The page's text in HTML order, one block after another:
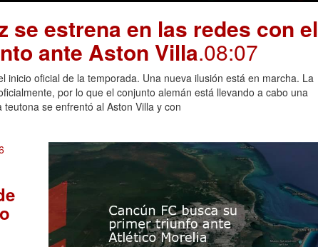
se estrena en las redes con el
ante Aston Villa.08:07
oficial de la temporada. Una nueva ilusión está en marcha. La
por lo que el conjunto alemán está llevando a cabo una
se enfrentó al Aston Villa y con